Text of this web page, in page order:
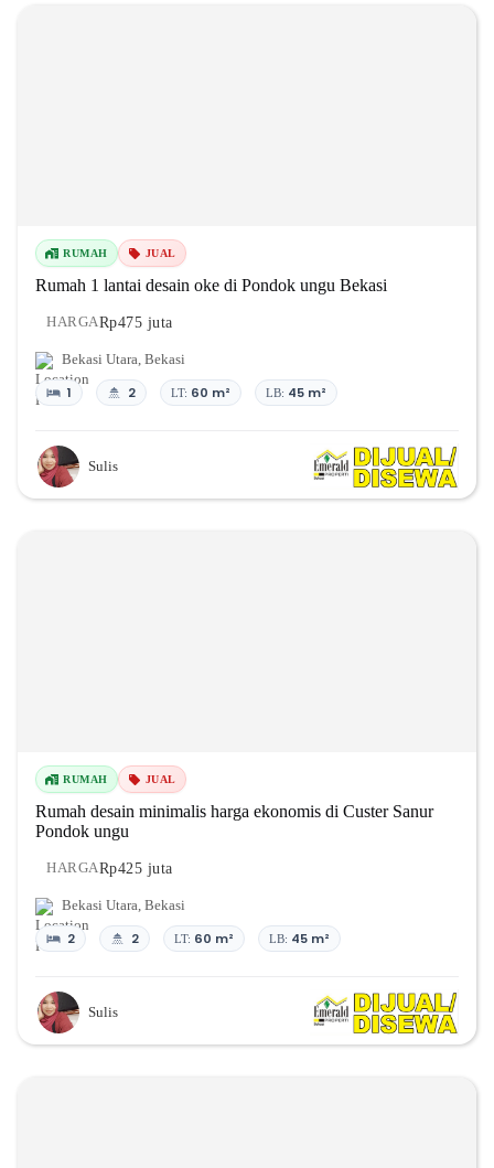
RUMAH JUAL
Rumah 1 lantai desain oke di Pondok ungu Bekasi
HARGARp475 juta
Bekasi Utara, Bekasi
1 2 LT: 60 m² LB: 45 m²
Sulis
RUMAH JUAL
Rumah desain minimalis harga ekonomis di Custer Sanur
Pondok ungu
HARGARp425 juta
Bekasi Utara, Bekasi
2 2 LT: 60 m² LB: 45 m²
Sulis